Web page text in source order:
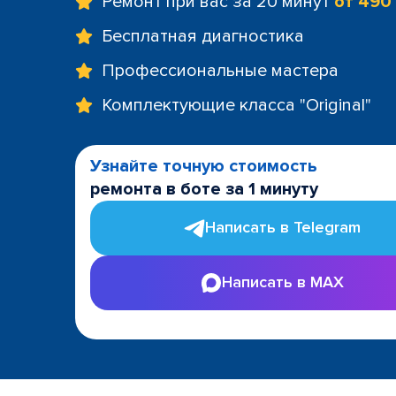
Бесплатная диагностика
Профессиональные мастера
Комплектующие класса "Original"
Узнайте точную стоимость
ремонта в боте за 1 минуту
Написать в Telegram
Написать в MAX